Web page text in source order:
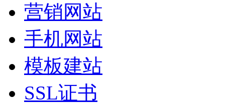
营销网站
手机网站
模板建站
SSL证书